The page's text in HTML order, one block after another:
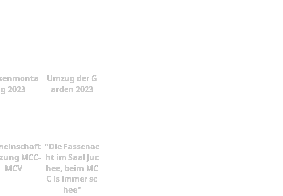
g 2023
Umzug der G
arden 2023
MCC-
MCV
"Die Fassenac
ht im Saal Juc
hee, beim MC
C is immer sc
hee"